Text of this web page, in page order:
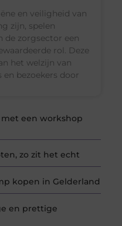
een workshop
zo zit het echt
kopen in Gelderland
en prettige
en veiligheid van
zijn, spelen
de zorgsector een
rol. Deze
het welzijn van
bezoekers door